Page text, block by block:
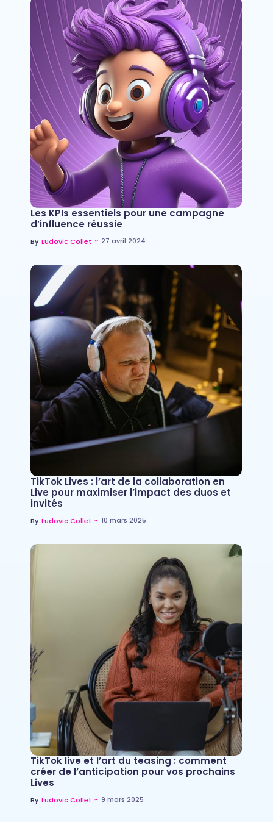
Les KPIs essentiels pour une campagne
d’influence réussie
By Ludovic Collet ~ 27 avril 2024
TikTok Lives : l’art de la collaboration en
Live pour maximiser l’impact des duos et
invités
By Ludovic Collet ~ 10 mars 2025
TikTok live et l’art du teasing : comment
créer de l’anticipation pour vos prochains
Lives
By Ludovic Collet ~ 9 mars 2025